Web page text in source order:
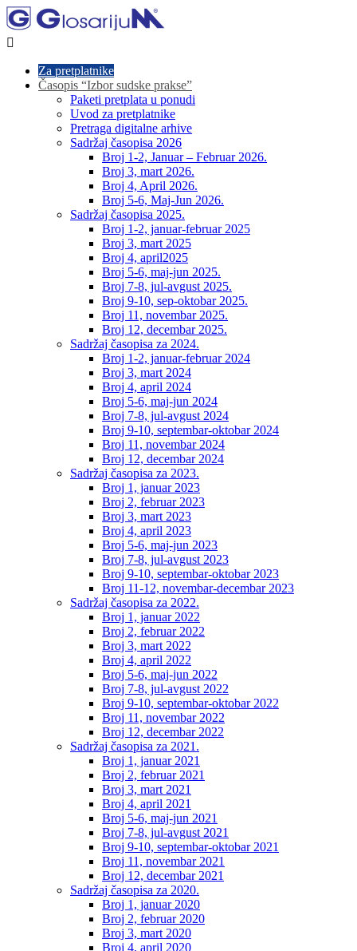

Za pretplatnike
Časopis “Izbor sudske prakse”
Paketi pretplata u ponudi
Uvod za pretplatnike
Pretraga digitalne arhive
Sadržaj časopisa 2026
Broj 1-2, Januar – Februar 2026.
Broj 3, mart 2026.
Broj 4, April 2026.
Broj 5-6, Maj-Jun 2026.
Sadržaj časopisa 2025.
Broj 1-2, januar-februar 2025
Broj 3, mart 2025
Broj 4, april2025
Broj 5-6, maj-jun 2025.
Broj 7-8, jul-avgust 2025.
Broj 9-10, sep-oktobar 2025.
Broj 11, novembar 2025.
Broj 12, decembar 2025.
Sadržaj časopisa za 2024.
Broj 1-2, januar-februar 2024
Broj 3, mart 2024
Broj 4, april 2024
Broj 5-6, maj-jun 2024
Broj 7-8, jul-avgust 2024
Broj 9-10, septembar-oktobar 2024
Broj 11, novembar 2024
Broj 12, decembar 2024
Sadržaj časopisa za 2023.
Broj 1, januar 2023
Broj 2, februar 2023
Broj 3, mart 2023
Broj 4, april 2023
Broj 5-6, maj-jun 2023
Broj 7-8, jul-avgust 2023
Broj 9-10, septembar-oktobar 2023
Broj 11-12, novembar-decembar 2023
Sadržaj časopisa za 2022.
Broj 1, januar 2022
Broj 2, februar 2022
Broj 3, mart 2022
Broj 4, april 2022
Broj 5-6, maj-jun 2022
Broj 7-8, jul-avgust 2022
Broj 9-10, septembar-oktobar 2022
Broj 11, novembar 2022
Broj 12, decembar 2022
Sadržaj časopisa za 2021.
Broj 1, januar 2021
Broj 2, februar 2021
Broj 3, mart 2021
Broj 4, april 2021
Broj 5-6, maj-jun 2021
Broj 7-8, jul-avgust 2021
Broj 9-10, septembar-oktobar 2021
Broj 11, novembar 2021
Broj 12, decembar 2021
Sadržaj časopisa za 2020.
Broj 1, januar 2020
Broj 2, februar 2020
Broj 3, mart 2020
Broj 4, april 2020